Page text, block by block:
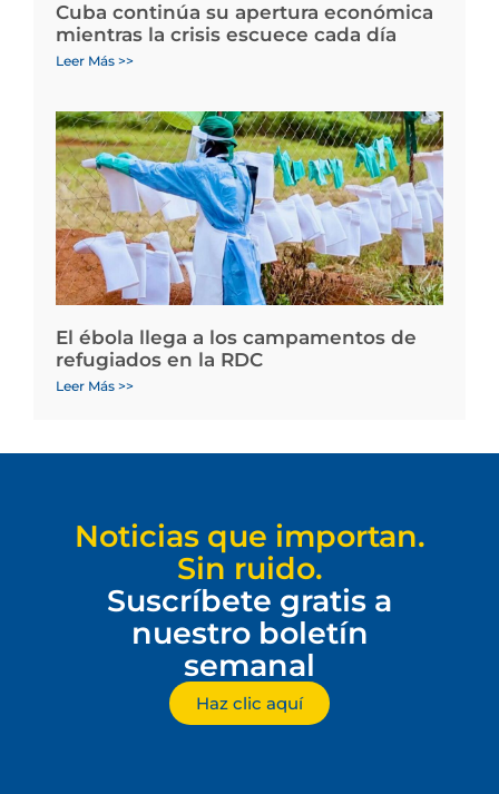
Cuba continúa su apertura económica
mientras la crisis escuece cada día
Leer Más >>
El ébola llega a los campamentos de
refugiados en la RDC
Leer Más >>
Noticias que importan.
Sin ruido.
Suscríbete gratis a
nuestro boletín
semanal
Haz clic aquí